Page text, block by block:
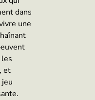
dans
une
et